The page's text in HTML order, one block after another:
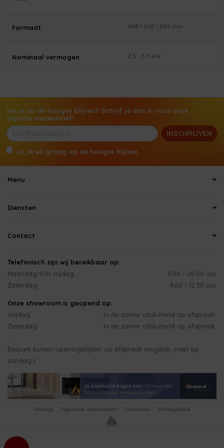
Formaat 498 * 548 * 949 mm
Nominaal vermogen 2,5 - 5,5 kW
Wil je op de hoogte blijven? Schrijf je dan in voor onze
digitale nieuwsbrief!
INSCHRIJVEN
Ja, ik wil graag op de hoogte blijven
Menu
Diensten
Contact
Telefonisch zijn wij bereikbaar op:
Maandag t/m vrijdag:
9.00 - 20.00 uur
Zaterdag:
9.00 - 12.30 uur
Onze showroom is geopend op:
Vrijdag:
In de zomer uitsluitend op afspraak.
Zaterdag:
In de zomer uitsluitend op afspraak.
-
Bezoek buiten openingstijden op afspraak mogelijk. (niet op
zondag.)
Sitemap Algemene voorwaarden Disclaimer Privacybeleid